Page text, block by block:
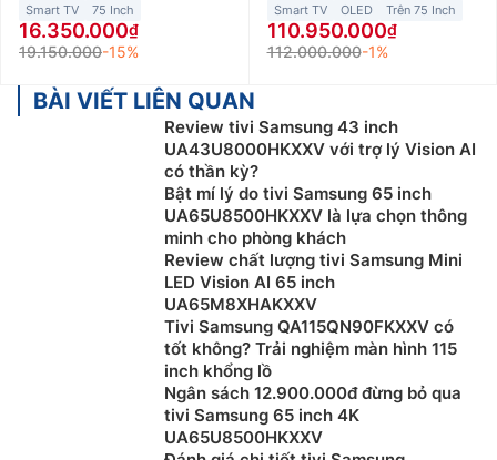
Smart TV 75 Inch
16.350.000
19.150.000-15%
Smart TV OLED Trên 75 Inch
110.950.000
112.000.000-1%
BÀI VIẾT LIÊN QUAN
Review tivi Samsung 43 inch
UA43U8000HKXXV với trợ lý Vision AI
có thần kỳ?
Bật mí lý do tivi Samsung 65 inch
UA65U8500HKXXV là lựa chọn thông
minh cho phòng khách
Review chất lượng tivi Samsung Mini
LED Vision AI 65 inch
UA65M8XHAKXXV
Tivi Samsung QA115QN90FKXXV có
tốt không? Trải nghiệm màn hình 115
inch khổng lồ
Ngân sách 12.900.000đ đừng bỏ qua
tivi Samsung 65 inch 4K
UA65U8500HKXXV